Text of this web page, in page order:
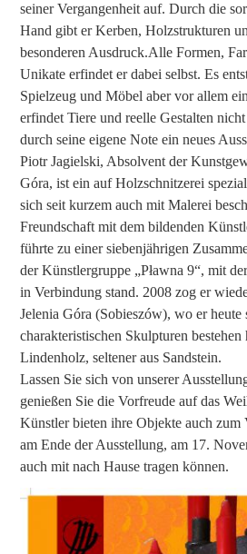
seiner Vergangenheit auf. Durch die
Hand gibt er Kerben, Holzstrukturen
besonderen Ausdruck.Alle Formen,
Unikate erfindet er dabei selbst. Es
Spielzeug und Möbel aber vor allem
erfindet Tiere und reelle Gestalten
durch seine eigene Note ein neues
Piotr Jagielski, Absolvent der
Góra, ist ein auf Holzschnitzerei
sich seit kurzem auch mit Malerei
Freundschaft mit dem bildenden
führte zu einer siebenjährigen
der Künstlergruppe „Pławna 9“, mit
in Verbindung stand. 2008 zog er
Jelenia Góra (Sobieszów), wo er heute
charakteristischen Skulpturen bestehen
Lindenholz, seltener aus Sandstein.
Lassen Sie sich von unserer
genießen Sie die Vorfreude auf das
Künstler bieten ihre Objekte auch zum
am Ende der Ausstellung, am 17.
auch mit nach Hause tragen können.